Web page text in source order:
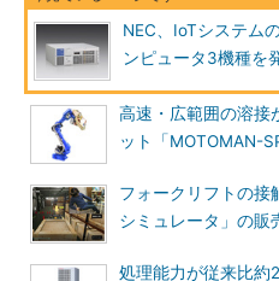
NEC、IoTシステム
ンピュータ3機種を
高速・広範囲の溶接
ット「MOTOMAN-
フォークリフトの接
シミュレータ」の販
処理能力が従来比約